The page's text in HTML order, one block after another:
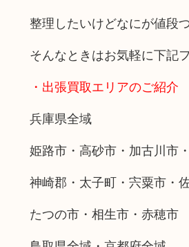
整理したいけどなにが値段
そんなときはお気軽に下記
・出張買取エリアのご紹介
兵庫県全域
姫路市・高砂市・加古川市
神崎郡・太子町・宍粟市・
たつの市・相生市・赤穂市